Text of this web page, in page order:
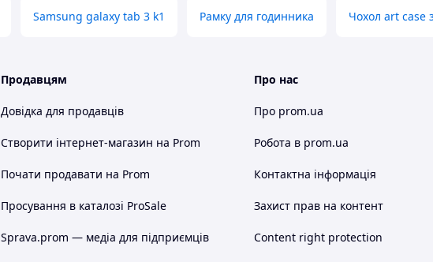
Samsung galaxy tab 3 k1 Рамку для годинника Чохол art case
Продавцям
Довідка для продавців
Створити інтернет-магазин на Prom
Почати продавати на Prom
Просування в каталозі ProSale
Sprava.prom — медіа для підприємців
Про нас
Про prom.ua
Робота в prom.ua
Контактна інформація
Захист прав на контент
Content right protection